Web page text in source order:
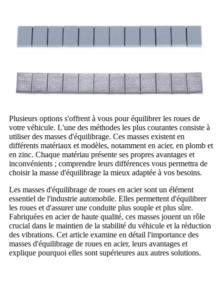
Plusieurs options s'offrent à vous pour équilibrer les roues de
votre véhicule. L'une des méthodes les plus courantes consiste à
utiliser des masses d'équilibrage. Ces masses existent en
différents matériaux et modèles, notamment en acier, en plomb et
en zinc. Chaque matériau présente ses propres avantages et
inconvénients ; comprendre leurs différences vous permettra de
choisir la masse d'équilibrage la mieux adaptée à vos besoins.
Les masses d'équilibrage de roues en acier sont un élément
essentiel de l'industrie automobile. Elles permettent d'équilibrer
les roues et d'assurer une conduite plus souple et plus sûre.
Fabriquées en acier de haute qualité, ces masses jouent un rôle
crucial dans le maintien de la stabilité du véhicule et la réduction
des vibrations. Cet article examine en détail l'importance des
masses d'équilibrage de roues en acier, leurs avantages et
explique pourquoi elles sont supérieures aux autres solutions.